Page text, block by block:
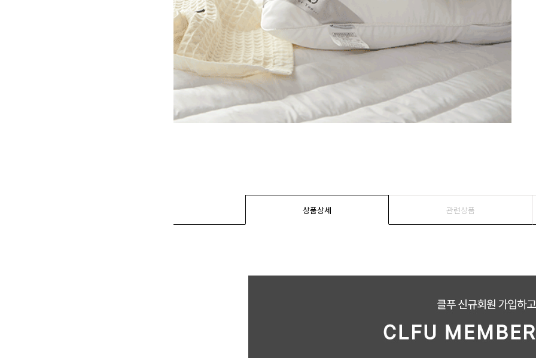
상품상세 관련상품